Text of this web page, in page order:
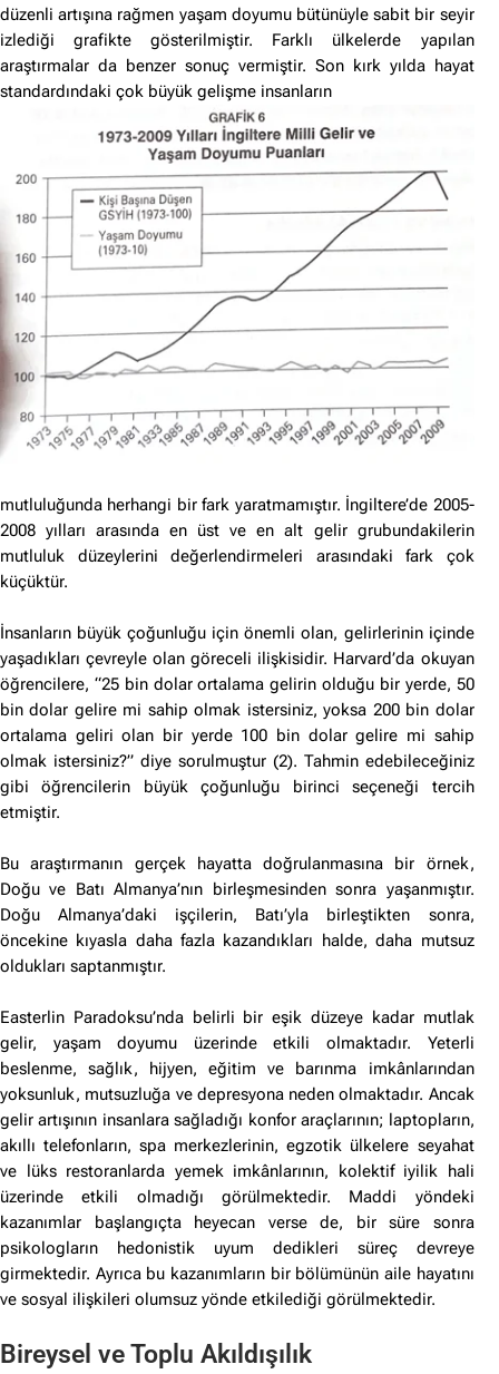
düzenli artışına rağmen yaşam doyumu bütünüyle sabit bir seyir
izlediği grafikte gösterilmiştir. Farklı ülkelerde yapılan
araştırmalar da benzer sonuç vermiştir. Son kırk yılda hayat
standardındaki çok büyük gelişme insanların
mutluluğunda herhangi bir fark yaratmamıştır. İngiltere’de 2005-
2008 yılları arasında en üst ve en alt gelir grubundakilerin
mutluluk düzeylerini değerlendirmeleri arasındaki fark çok
küçüktür.
İnsanların büyük çoğunluğu için önemli olan, gelirlerinin içinde
yaşadıkları çevreyle olan göreceli ilişkisidir. Harvard’da okuyan
öğrencilere, “25 bin dolar ortalama gelirin olduğu bir yerde, 50
bin dolar gelire mi sahip olmak istersiniz, yoksa 200 bin dolar
ortalama geliri olan bir yerde 100 bin dolar gelire mi sahip
olmak istersiniz?” diye sorulmuştur (2). Tahmin edebileceğiniz
gibi öğrencilerin büyük çoğunluğu birinci seçeneği tercih
etmiştir.
Bu araştırmanın gerçek hayatta doğrulanmasına bir örnek,
Doğu ve Batı Almanya’nın birleşmesinden sonra yaşanmıştır.
Doğu Almanya’daki işçilerin, Batı’yla birleştikten sonra,
öncekine kıyasla daha fazla kazandıkları halde, daha mutsuz
oldukları saptanmıştır.
Easterlin Paradoksu’nda belirli bir eşik düzeye kadar mutlak
gelir, yaşam doyumu üzerinde etkili olmaktadır. Yeterli
beslenme, sağlık, hijyen, eğitim ve barınma imkânlarından
yoksunluk, mutsuzluğa ve depresyona neden olmaktadır. Ancak
gelir artışının insanlara sağladığı konfor araçlarının; laptopların,
akıllı telefonların, spa merkezlerinin, egzotik ülkelere seyahat
ve lüks restoranlarda yemek imkânlarının, kolektif iyilik hali
üzerinde etkili olmadığı görülmektedir. Maddi yöndeki
kazanımlar başlangıçta heyecan verse de, bir süre sonra
psikologların hedonistik uyum dedikleri süreç devreye
girmektedir. Ayrıca bu kazanımların bir bölümünün aile hayatını
ve sosyal ilişkileri olumsuz yönde etkilediği görülmektedir.
Bireysel ve Toplu Akıldışılık